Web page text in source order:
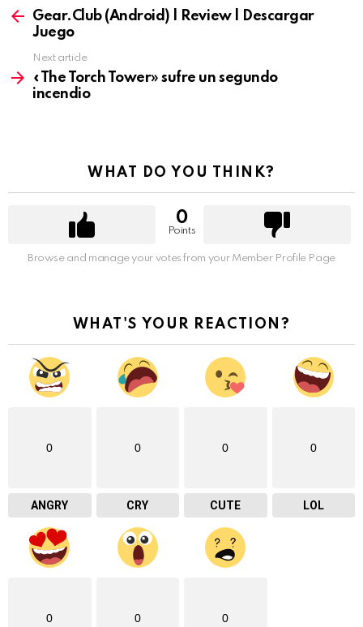
moreGear.Club (Android) | Review | Descargar
Juego
Next article
«The Torch Tower» sufre un segundo
incendio
WHAT DO YOU THINK?
0
Points
Browse and manage your votes from your Member Profile Page
WHAT'S YOUR REACTION?
0
ANGRY
0
CRY
0
CUTE
0
LOL
0 0 0